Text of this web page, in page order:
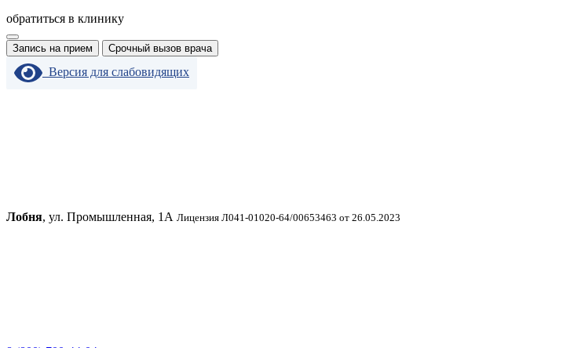
обратиться в клинику
Запись на прием Срочный вызов врача
Версия для слабовидящих
Лобня, ул. Промышленная, 1А Лицензия Л041-01020-64/00653463 от 26.05.2023